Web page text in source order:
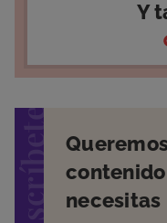
Y
necesitas